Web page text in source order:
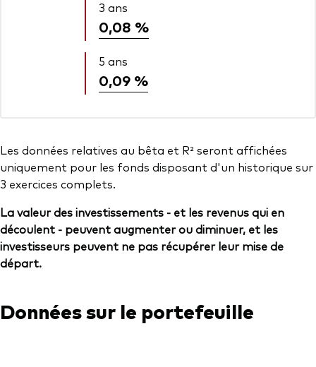
3 ans
0,08 %
5 ans
0,09 %
Les données relatives au bêta et R² seront affichées
uniquement pour les fonds disposant d'un historique sur
3 exercices complets.
La valeur des investissements - et les revenus qui en
découlent - peuvent augmenter ou diminuer, et les
investisseurs peuvent ne pas récupérer leur mise de
départ.
Données sur le portefeuille